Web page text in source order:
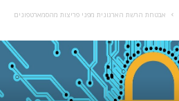
אבטחת הרשת הארגונית מפני פריצות מהסמארטפונים